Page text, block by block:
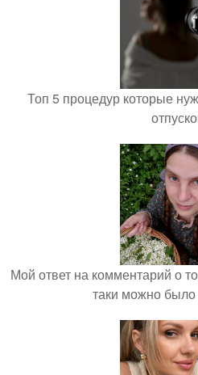
Топ 5 процедур которые
Мой ответ на комментарий о
таки можно было